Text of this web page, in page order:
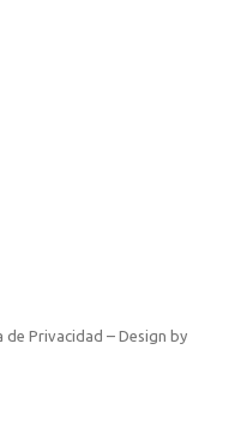
de Privacidad – Design by